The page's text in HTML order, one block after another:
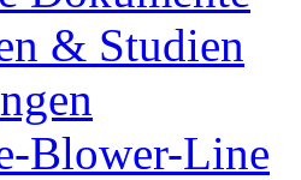
& Studien
Blower-Line